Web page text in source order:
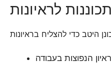
לראיונות